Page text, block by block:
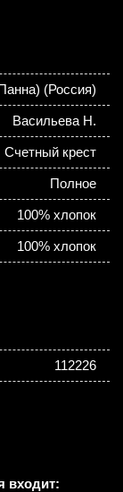
(Россия)
Васильева Н.
Счетный крест
Полное
100% хлопок
100% хлопок
112226
входит: